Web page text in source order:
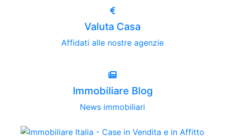
Valuta Casa
Affidati alle nostre agenzie
Immobiliare Blog
News immobiliari